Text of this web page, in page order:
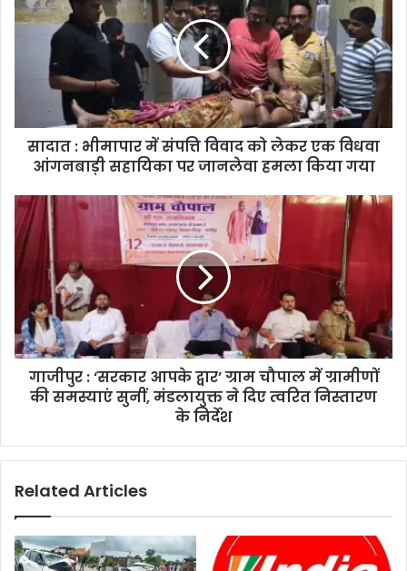
सादात : भीमापार में संपत्ति विवाद को लेकर एक विधवा
आंगनबाड़ी सहायिका पर जानलेवा हमला किया गया
गाजीपुर : ‘सरकार आपके द्वार’ ग्राम चौपाल में ग्रामीणों
की समस्याएं सुनीं, मंडलायुक्त ने दिए त्वरित निस्तारण
के निर्देश
Related Articles